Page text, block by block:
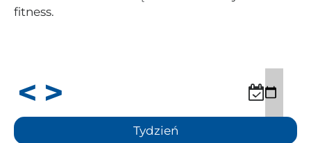
fitness.
Tydzień